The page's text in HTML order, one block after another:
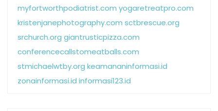
myfortworthpodiatrist.com yogaretreatpro.com
kristenjanephotography.com sctbrescue.org
srchurch.org giantrusticpizza.com
conferencecallstomeatballs.com
stmichaelwtby.org keamananinformasi.id
zonainformasi.id informasi123.id